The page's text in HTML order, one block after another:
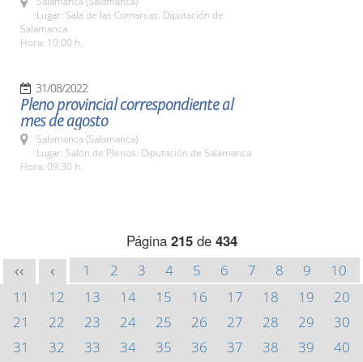
Lugar: Sala de las Comarcas. Diputación de
Salamanca
Hora: 10:00 h.
31/08/2022
Pleno provincial correspondiente al
mes de agosto
Salamanca (Salamanca)
Lugar: Salón de Plenos. Diputación de Salamanca
Hora: 09:30 h.
Página 215de 434
<< < 1 2 3 4 5 6 7 8 9
10
11
12 13 14 15 16 17 18 19
20
21
22 23 24 25 26 27 28 29
30
31
32 33 34 35 36 37 38 39
40